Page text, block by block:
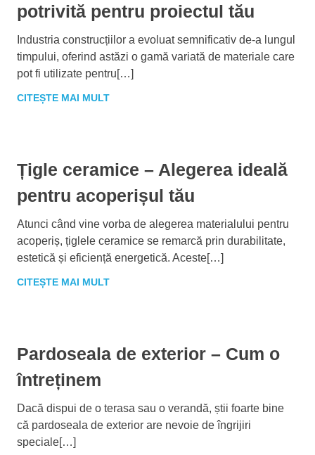
potrivită pentru proiectul tău
Industria construcțiilor a evoluat semnificativ de-a lungul
timpului, oferind astăzi o gamă variată de materiale care
pot fi utilizate pentru[…]
CITEȘTE MAI MULT
Țigle ceramice – Alegerea ideală
pentru acoperișul tău
Atunci când vine vorba de alegerea materialului pentru
acoperiș, țiglele ceramice se remarcă prin durabilitate,
estetică și eficiență energetică. Aceste[…]
CITEȘTE MAI MULT
Pardoseala de exterior – Cum o
întreținem
Dacă dispui de o terasa sau o verandă, știi foarte bine
că pardoseala de exterior are nevoie de îngrijiri
speciale[…]